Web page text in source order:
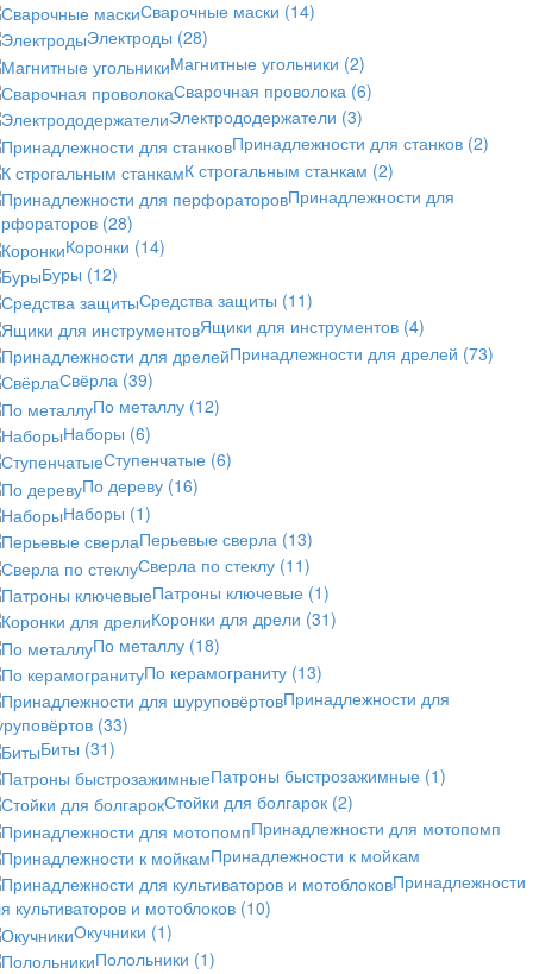
Сварочные маски (14)
Электроды (28)
Магнитные угольники (2)
Сварочная проволока (6)
Электрододержатели (3)
Принадлежности для станков (2)
К строгальным станкам (2)
Принадлежности для
(28)
Коронки (14)
Буры (12)
Средства защиты (11)
Ящики для инструментов (4)
Принадлежности для дрелей (73)
Свёрла (39)
По металлу (12)
Наборы (6)
Ступенчатые (6)
По дереву (16)
Наборы (1)
Перьевые сверла (13)
Сверла по стеклу (11)
Патроны ключевые (1)
Коронки для дрели (31)
По металлу (18)
По керамограниту (13)
Принадлежности для
(33)
Биты (31)
Патроны быстрозажимные (1)
Стойки для болгарок (2)
Принадлежности для мотопомп
Принадлежности к мойкам
Принадлежности
культиваторов и мотоблоков (10)
Окучники (1)
Полольники (1)